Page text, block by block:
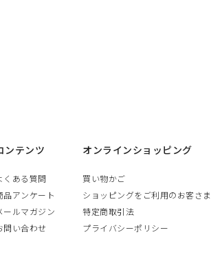
ンテンツ
くある質問
品アンケート
ールマガジン
問い合わせ
オンラインショッピング
買い物かご
ショッピングをご利用のお客さま
特定商取引法
プライバシーポリシー